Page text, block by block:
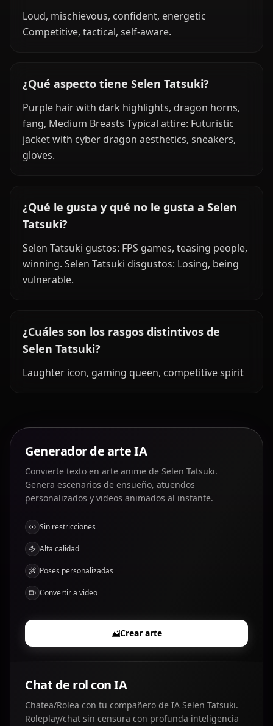
Loud, mischievous, confident, energetic
Competitive, tactical, self-aware.
¿Qué aspecto tiene Selen Tatsuki?
Purple hair with dark highlights, dragon horns,
fang, Medium Breasts Typical attire: Futuristic
jacket with cyber dragon aesthetics, sneakers,
gloves.
¿Qué le gusta y qué no le gusta a Selen
Tatsuki?
Selen Tatsuki gustos: FPS games, teasing people,
winning. Selen Tatsuki disgustos: Losing, being
vulnerable.
¿Cuáles son los rasgos distintivos de
Selen Tatsuki?
Laughter icon, gaming queen, competitive spirit
Generador de arte IA
Convierte texto en arte anime de Selen Tatsuki.
Genera escenarios de ensueño, atuendos
personalizados y videos animados al instante.
Sin restricciones
Alta calidad
Poses personalizadas
Convertir a video
Crear arte
Chat de rol con IA
Chatea/Rolea con tu compañero de IA Selen Tatsuki.
Roleplay/chat sin censura con profunda inteligencia